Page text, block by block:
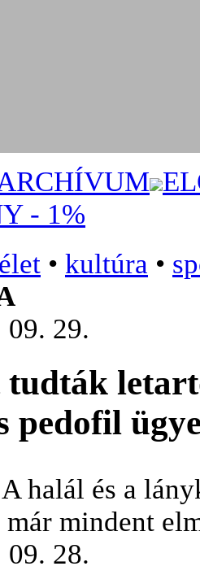
- 1%
• kultúra •
09. 29.
tudták
pedofil
halál és a
mindent
09. 28.